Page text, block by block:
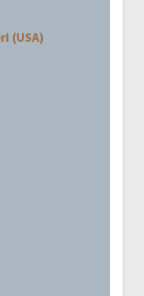
(USA)